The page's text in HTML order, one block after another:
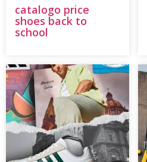
catalogo price
shoes back to
school